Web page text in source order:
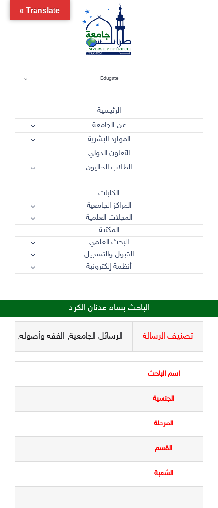
Edugate
الرئيسية
عن الجامعة
الموارد البشرية
التعاون الدولي
الطلاب الحاليون
الكليات
المراكز الجامعية
المجلات العلمية
المكتبة
البحث العلمي
القبول والتسجيل
أنظمة إلكترونية
الباحث بسام عدنان الكراد
تصنيف الرسالة الرسائل الجامعية, الفقه وأصوله,
اسم الباحث
الجنسية
المرحلة
القسم
الشعبة
Translate »